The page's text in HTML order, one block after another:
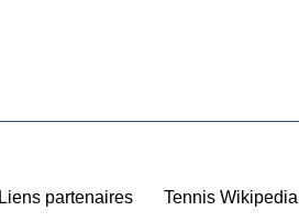
Liens partenaires Tennis Wikipedia